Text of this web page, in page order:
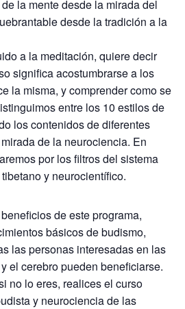
la mente desde la mirada del
desde la tradición a la
a la meditación, quiere decir
significa acostumbrarse a los
la misma, y comprender como se
entre los 10 estilos de
los contenidos de diferentes
de la neurociencia. En
por los filtros del sistema
y neurocientífico.
de este programa,
básicos de budismo,
las personas interesadas en las
el cerebro pueden beneficiarse.
no lo eres, realices el curso
y neurociencia de las